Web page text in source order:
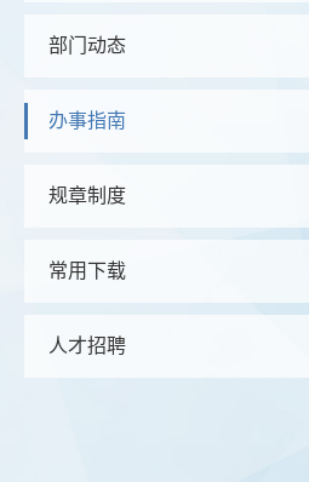
部门动态
办事指南
规章制度
常用下载
人才招聘